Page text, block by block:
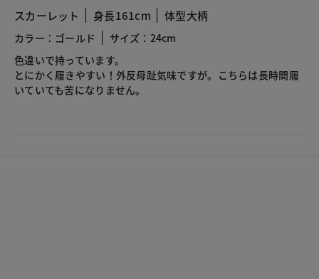
スカーレット 身長161cm 体型大柄
カラー：ゴールド
サイズ：24cm
色違いで持っています。
とにかく履きやすい！外反母趾気味ですが。こちらは長時間履
いていても苦になりません。